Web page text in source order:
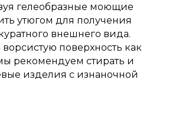
гелеобразные моющие
утюгом для получения
внешнего вида.
поверхность как
рекомендуем стирать и
изделия с изнаночной